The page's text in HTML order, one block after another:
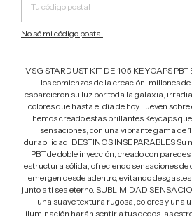
No sé mi código postal
VSG STARDUST KIT DE 105 KEYCAPS
los comienzos de la creación, millones
esparcieron su luz por toda la galaxia,
colores que hasta el día de hoy llueven
hemos creado estas brillantes Keycaps
sensaciones, con una vibrante gama de
durabilidad. DESTINOS INSEPARABLES Su
PBT de doble inyección, creado con
estructura sólida, ofreciendo sensaciones de
emergen desde adentro, evitando
junto a ti sea eterno. SUBLIMIDAD
una suave textura rugosa, colores y una
iluminación harán sentir a tus dedos las